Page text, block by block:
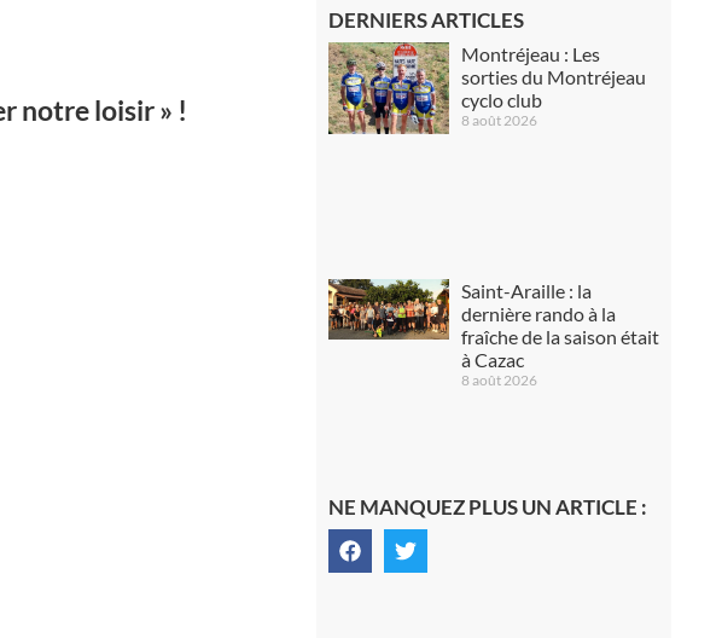
notre loisir » !
DERNIERS ARTICLES
Montréjeau : Les
sorties du Montréjeau
cyclo club
8 août 2026
Saint-Araille : la
dernière rando à la
fraîche de la saison était
à Cazac
8 août 2026
NE MANQUEZ PLUS UN ARTICLE :